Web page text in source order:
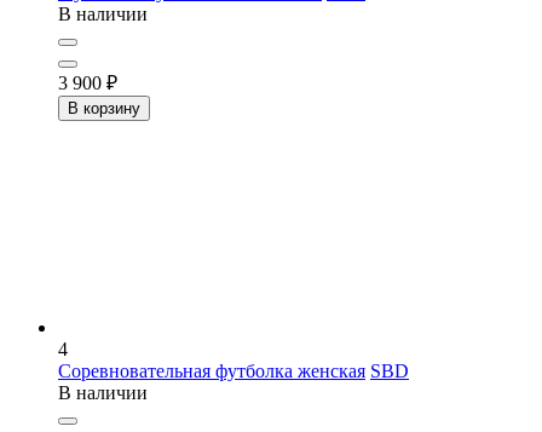
В наличии
3 900 ₽
В корзину
4
Соревновательная футболка женская SBD
В наличии